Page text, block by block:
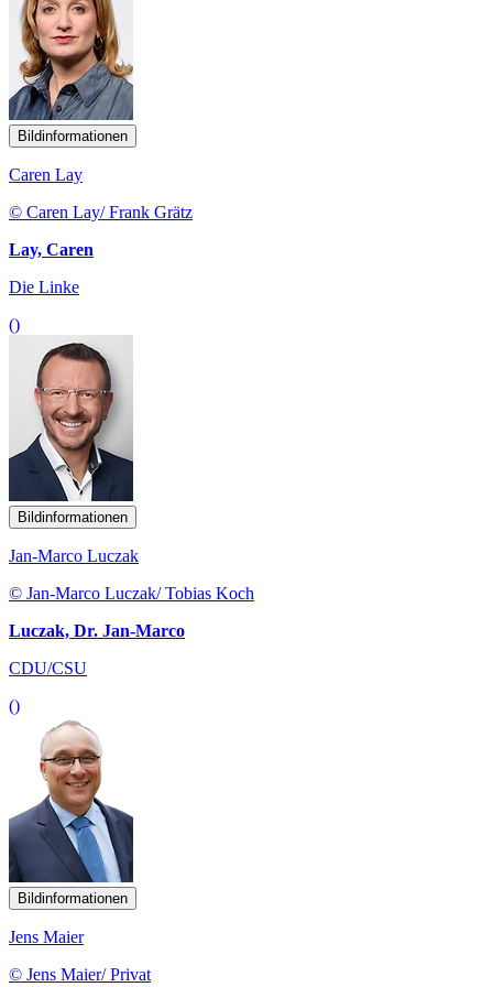
Bildinformationen
Caren Lay
© Caren Lay/ Frank Grätz
Lay, Caren
Die Linke
()
Bildinformationen
Jan-Marco Luczak
© Jan-Marco Luczak/ Tobias Koch
Luczak, Dr. Jan-Marco
CDU/CSU
()
Bildinformationen
Jens Maier
© Jens Maier/ Privat